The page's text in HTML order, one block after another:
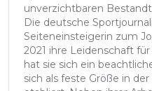
unverzichtbaren
Die deutsche
Seiteneinsteigerin zum
2021 ihre Leidenschaft
hat sie sich ein
sich als feste Größe in